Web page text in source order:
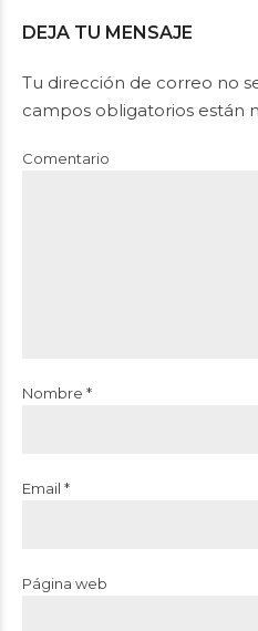
DEJA TU MENSAJE
Tu dirección de correo no
campos obligatorios están
Comentario
Nombre *
Email *
Página web